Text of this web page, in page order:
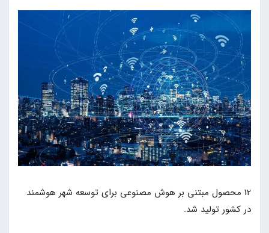
12 محصول مبتنی بر هوش مصنوعی برای توسعه شهر هوشمند
در کشور تولید شد.